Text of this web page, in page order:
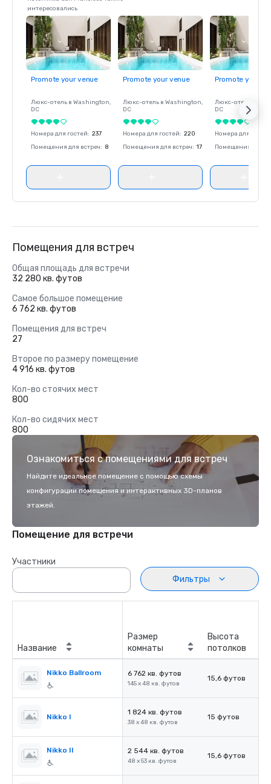
интересовались
Promote your venue
Люкс-отель в Washington,
DC
Номера для гостей: 237
Помещения для встреч: 8
Promote your venue
Люкс-отель в Washington,
DC
Номера для гостей: 220
Помещения для встреч: 17
Promote your
Люкс-отель в
DC
Номера для гостей
Помещения для
Помещения для встреч
Общая площадь для встречи
32 280 кв. футов
Самое большое помещение
6 762 кв. футов
Помещения для встреч
27
Второе по размеру помещение
4 916 кв. футов
Кол-во стоячих мест
800
Кол-во сидячих мест
800
Ознакомиться с помещениями для встреч
Найдите идеальное помещение с помощью схемы
конфигурации помещения и интерактивных 3D-планов
этажей.
Помещение для встречи
Участники
Фильтры
Название
Размер
комнаты
Высота
потолков
Nikko Ballroom 6 762 кв. футов
145 x 48 кв. футов
15,6 футов
Nikko I
1 824 кв. футов
38 x 48 кв. футов
15 футов
Nikko II 2 544 кв. футов
48 x 53 кв. футов
15,6 футов